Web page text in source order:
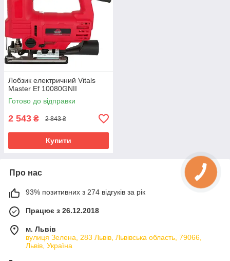
Лобзик електричний Vitals
Master Ef 10080GNII
Готово до відправки
2 543 ₴ 2 843 ₴
Купити
Про нас
93% позитивних з 274 відгуків за рік
Працює з 26.12.2018
м. Львів
вулиця Зелена, 283 Львів, Львівська область, 79066,
Львів, Україна